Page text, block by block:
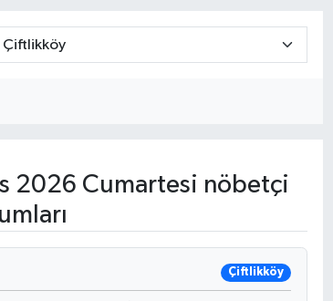
BITCOIN 64.959,79
2026 Cumartesi nöbetçi
Çiftlikköy